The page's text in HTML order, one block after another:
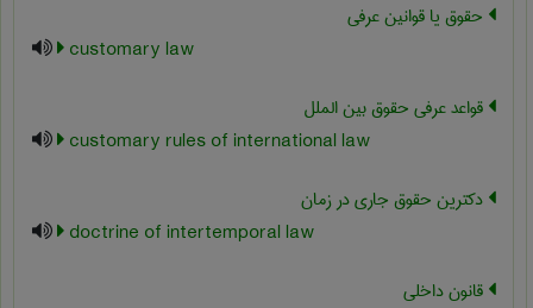
حقوق یا قوانین عرفی
customary law
قواعد عرفی حقوق بین الملل
customary rules of international law
دکترین حقوق جاری در زمان
doctrine of intertemporal law
قانون داخلی